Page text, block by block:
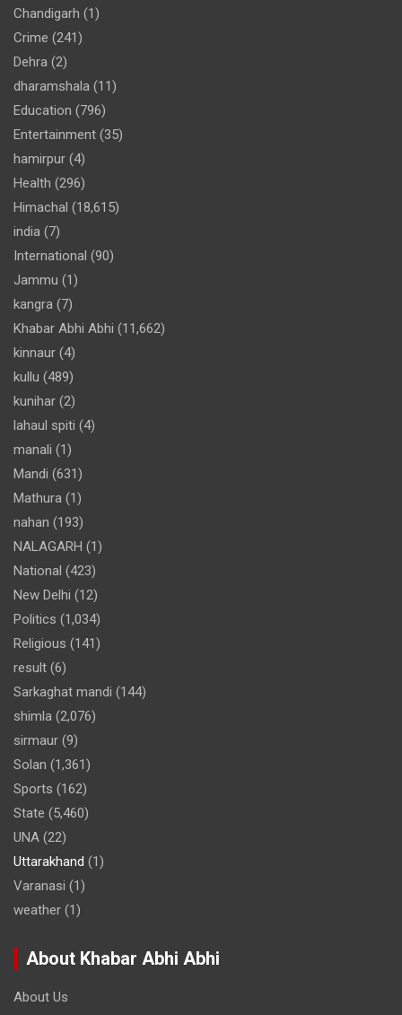
Chandigarh (1)
Crime (241)
Dehra (2)
dharamshala (11)
Education (796)
Entertainment (35)
hamirpur (4)
Health (296)
Himachal (18,615)
india (7)
International (90)
Jammu (1)
kangra (7)
Khabar Abhi Abhi (11,662)
kinnaur (4)
kullu (489)
kunihar (2)
lahaul spiti (4)
manali (1)
Mandi (631)
Mathura (1)
nahan (193)
NALAGARH (1)
National (423)
New Delhi (12)
Politics (1,034)
Religious (141)
result (6)
Sarkaghat mandi (144)
shimla (2,076)
sirmaur (9)
Solan (1,361)
Sports (162)
State (5,460)
UNA (22)
Uttarakhand (1)
Varanasi (1)
weather (1)
About Khabar Abhi Abhi
About Us